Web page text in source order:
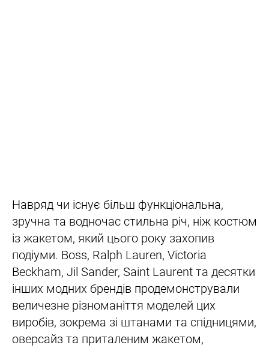
Навряд чи існує більш функціональна,
зручна та водночас стильна річ, ніж костюм
із жакетом, який цього року захопив
подіуми. Boss, Ralph Lauren, Victoria
Beckham, Jil Sander, Saint Laurent та десятки
інших модних брендів продемонстрували
величезне різноманіття моделей цих
виробів, зокрема зі штанами та спідницями,
оверсайз та приталеним жакетом,